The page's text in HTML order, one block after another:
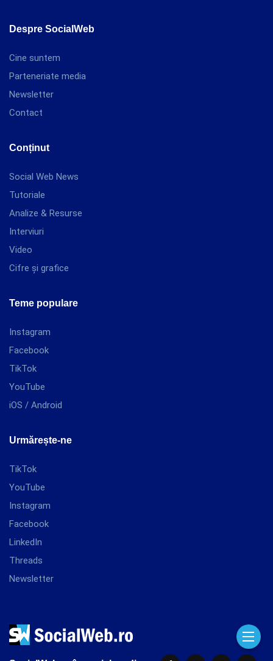
Despre SocialWeb
Cine suntem
Parteneriate media
Newsletter
Contact
Conținut
Social Web News
Tutoriale
Analize & Resurse
Interviuri
Video
Cifre și grafice
Teme populare
Instagram
Facebook
TikTok
YouTube
iOS / Android
Urmărește-ne
TikTok
YouTube
Instagram
Facebook
LinkedIn
Threads
Newsletter